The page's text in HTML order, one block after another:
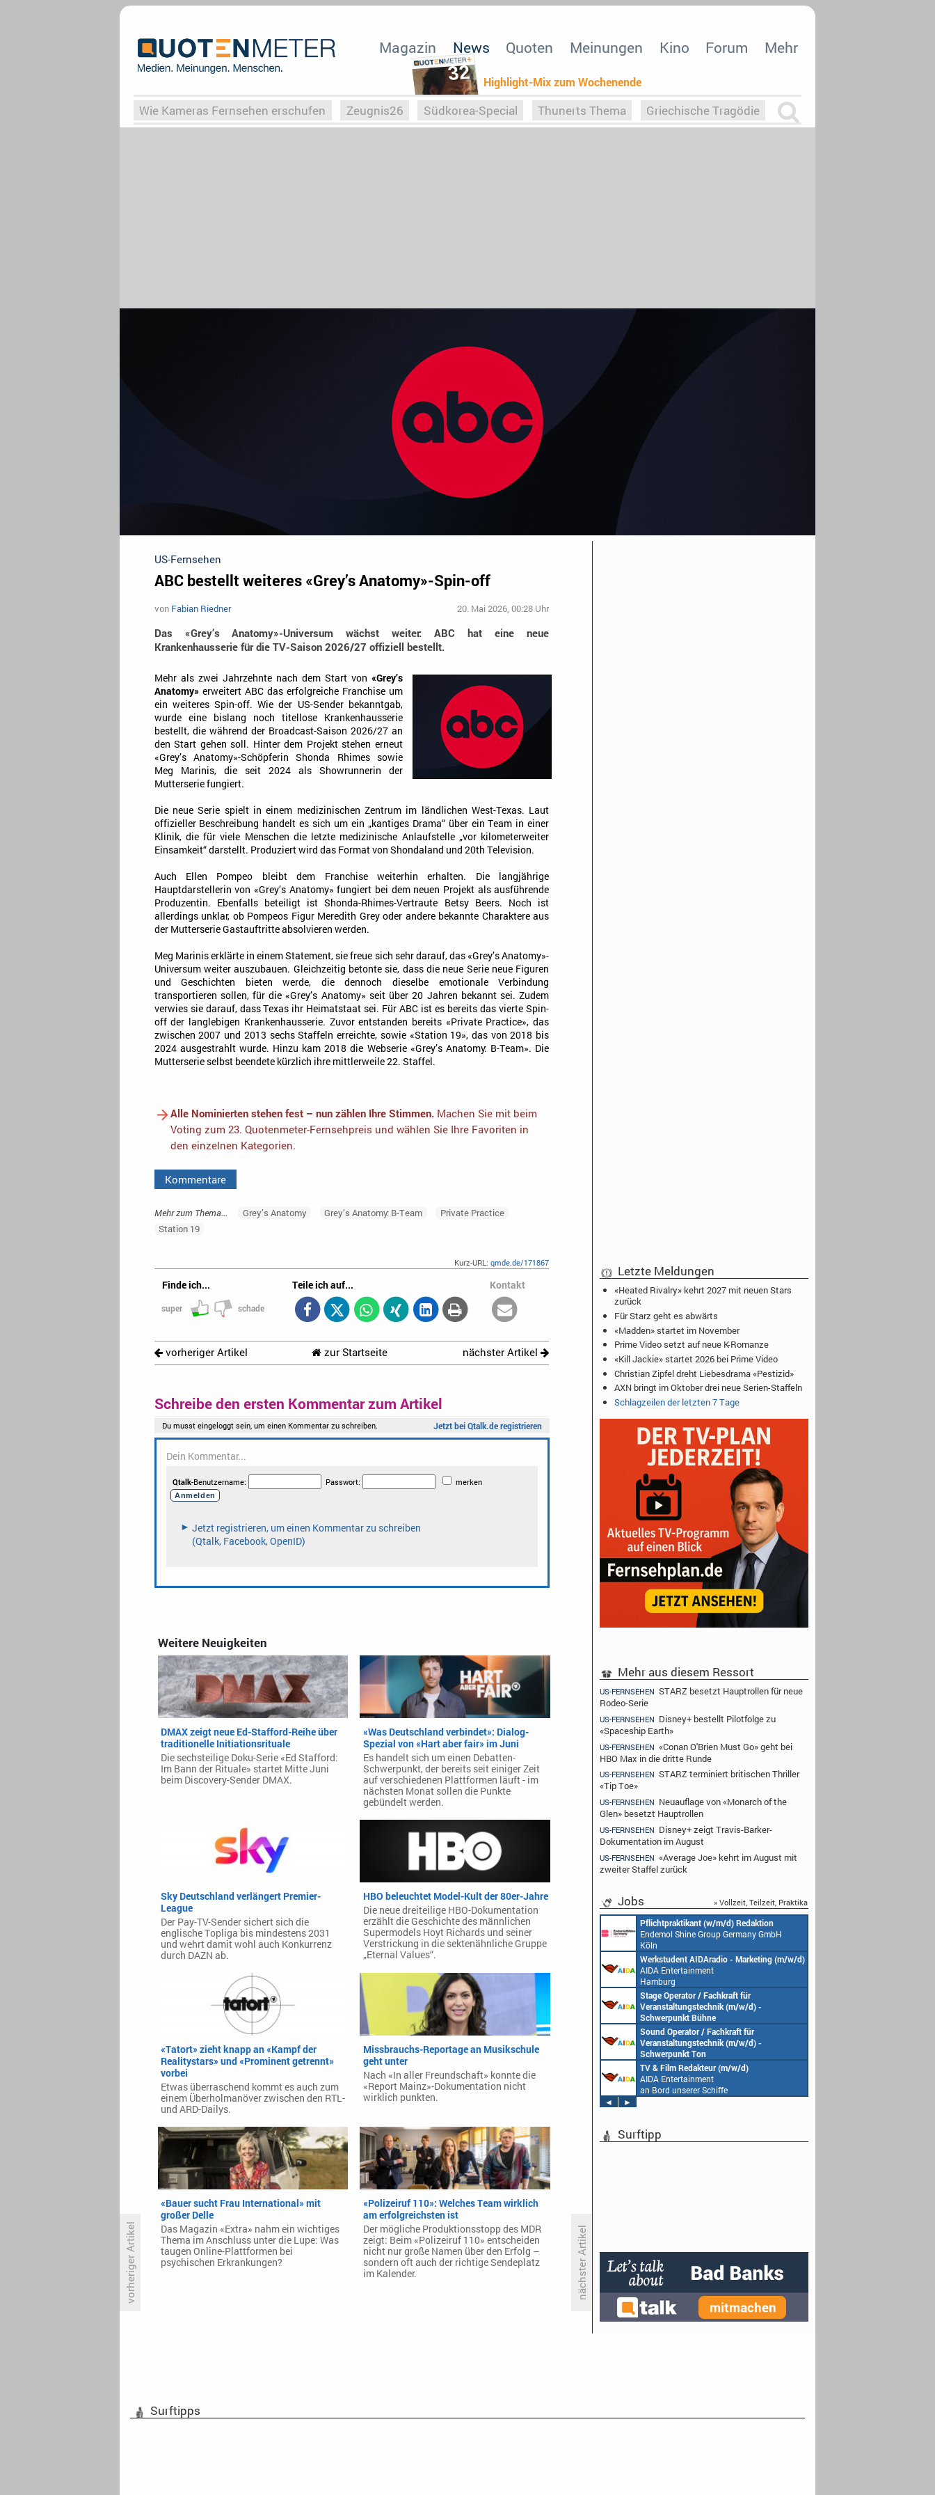
32 Highlight-Mix zum Wochenende
Magazin News Quoten Meinungen Kino Forum Mehr
Wie Kameras Fernsehen erschufen Zeugnis26 Südkorea-Special Thunerts Thema Griechische Tragödie
US-Fernsehen
ABC bestellt weiteres «Grey’s Anatomy»-Spin-off
von Fabian Riedner 20. Mai 2026, 00:28 Uhr
Das «Grey’s Anatomy»-Universum wächst weiter: ABC hat eine neue
Krankenhausserie für die TV-Saison 2026/27 offiziell bestellt.
Mehr als zwei Jahrzehnte nach dem Start von «Grey’s
Anatomy» erweitert ABC das erfolgreiche Franchise um
ein weiteres Spin-off. Wie der US-Sender bekanntgab,
wurde eine bislang noch titellose Krankenhausserie
bestellt, die während der Broadcast-Saison 2026/27 an
den Start gehen soll. Hinter dem Projekt stehen erneut
«Grey’s Anatomy»-Schöpferin Shonda Rhimes sowie
Meg Marinis, die seit 2024 als Showrunnerin der
Mutterserie fungiert.
Die neue Serie spielt in einem medizinischen Zentrum im ländlichen West-Texas. Laut
offizieller Beschreibung handelt es sich um ein „kantiges Drama“ über ein Team in einer
Klinik, die für viele Menschen die letzte medizinische Anlaufstelle „vor kilometerweiter
Einsamkeit“ darstellt. Produziert wird das Format von Shondaland und 20th Television.
Auch Ellen Pompeo bleibt dem Franchise weiterhin erhalten. Die langjährige
Hauptdarstellerin von «Grey’s Anatomy» fungiert bei dem neuen Projekt als ausführende
Produzentin. Ebenfalls beteiligt ist Shonda-Rhimes-Vertraute Betsy Beers. Noch ist
allerdings unklar, ob Pompeos Figur Meredith Grey oder andere bekannte Charaktere aus
der Mutterserie Gastauftritte absolvieren werden.
Meg Marinis erklärte in einem Statement, sie freue sich sehr darauf, das «Grey’s Anatomy»-
Universum weiter auszubauen. Gleichzeitig betonte sie, dass die neue Serie neue Figuren
und Geschichten bieten werde, die dennoch dieselbe emotionale Verbindung
transportieren sollen, für die «Grey’s Anatomy» seit über 20 Jahren bekannt sei. Zudem
verwies sie darauf, dass Texas ihr Heimatstaat sei. Für ABC ist es bereits das vierte Spin-
off der langlebigen Krankenhausserie. Zuvor entstanden bereits «Private Practice», das
zwischen 2007 und 2013 sechs Staffeln erreichte, sowie «Station 19», das von 2018 bis
2024 ausgestrahlt wurde. Hinzu kam 2018 die Webserie «Grey’s Anatomy: B-Team». Die
Mutterserie selbst beendete kürzlich ihre mittlerweile 22. Staffel.
Alle Nominierten stehen fest – nun zählen Ihre Stimmen.Machen Sie mit beim
Voting zum 23. Quotenmeter-Fernsehpreis und wählen Sie Ihre Favoriten in
den einzelnen Kategorien.
Kommentare
Mehr zum Thema... Grey’s Anatomy Grey’s Anatomy: B-Team
Private Practice
Station 19
Kurz-URL:qmde.de/171867
Finde ich...
super schade
Teile ich auf... Kontakt
vorheriger Artikel zur Startseite nächster Artikel
vorheriger Artikel nächster Artikel
Schreibe den ersten Kommentar zum Artikel
Weitere Neuigkeiten
DMAX zeigt neue Ed-Stafford-Reihe über
traditionelle Initiationsrituale
Die sechsteilige Doku-Serie «Ed Stafford:
Im Bann der Rituale» startet Mitte Juni
beim Discovery-Sender DMAX.
«Was Deutschland verbindet»: Dialog-
Spezial von «Hart aber fair» im Juni
Es handelt sich um einen Debatten-
Schwerpunkt, der bereits seit einiger Zeit
auf verschiedenen Plattformen läuft - im
nächsten Monat sollen die Punkte
gebündelt werden.
Sky Deutschland verlängert Premier-
League
Der Pay-TV-Sender sichert sich die
englische Topliga bis mindestens 2031
und wehrt damit wohl auch Konkurrenz
durch DAZN ab.
HBO beleuchtet Model-Kult der 80er-Jahre
Die neue dreiteilige HBO-Dokumentation
erzählt die Geschichte des männlichen
Supermodels Hoyt Richards und seiner
Verstrickung in die sektenähnliche Gruppe
„Eternal Values“.
«Tatort» zieht knapp an «Kampf der
Realitystars» und «Prominent getrennt»
vorbei
Etwas überraschend kommt es auch zum
einem Überholmanöver zwischen den RTL-
und ARD-Dailys.
Missbrauchs-Reportage an Musikschule
geht unter
Nach «In aller Freundschaft» konnte die
«Report Mainz»-Dokumentation nicht
wirklich punkten.
«Bauer sucht Frau International» mit
großer Delle
Das Magazin «Extra» nahm ein wichtiges
Thema im Anschluss unter die Lupe: Was
taugen Online-Plattformen bei
psychischen Erkrankungen?
«Polizeiruf 110»: Welches Team wirklich
am erfolgreichsten ist
Der mögliche Produktionsstopp des MDR
zeigt: Beim «Polizeiruf 110» entscheiden
nicht nur große Namen über den Erfolg –
sondern oft auch der richtige Sendeplatz
im Kalender.
Letzte Meldungen
«Heated Rivalry» kehrt 2027 mit neuen Stars
zurück
Für Starz geht es abwärts
«Madden» startet im November
Prime Video setzt auf neue K-Romanze
«Kill Jackie» startet 2026 bei Prime Video
Christian Zipfel dreht Liebesdrama «Pestizid»
AXN bringt im Oktober drei neue Serien-Staffeln
Schlagzeilen der letzten 7 Tage
Mehr aus diesem Ressort
US-FERNSEHEN STARZ besetzt Hauptrollen für neue
Rodeo-Serie
US-FERNSEHEN Disney+ bestellt Pilotfolge zu
«Spaceship Earth»
US-FERNSEHEN «Conan O'Brien Must Go» geht bei
HBO Max in die dritte Runde
US-FERNSEHEN STARZ terminiert britischen Thriller
«Tip Toe»
US-FERNSEHEN Neuauflage von «Monarch of the
Glen» besetzt Hauptrollen
US-FERNSEHEN Disney+ zeigt Travis-Barker-
Dokumentation im August
US-FERNSEHEN «Average Joe» kehrt im August mit
zweiter Staffel zurück
Jobs » Vollzeit, Teilzeit, Praktika
Pflichtpraktikant (w/m/d) Redaktion
Endemol Shine Group Germany GmbH
Köln
Werkstudent AIDAradio - Marketing (m/w/d)
AIDA Entertainment
Hamburg
Stage Operator / Fachkraft für
Veranstaltungstechnik (m/w/d) -
Schwerpunkt Bühne
AIDA Entertainment
an Bord unserer Schiffe
Sound Operator / Fachkraft für
Veranstaltungstechnik (m/w/d) -
Schwerpunkt Ton
AIDA Entertainment
an Bord unserer Schiffe
TV & Film Redakteur (m/w/d)
AIDA Entertainment
an Bord unserer Schiffe
◄
►
Surftipp
Surftipps